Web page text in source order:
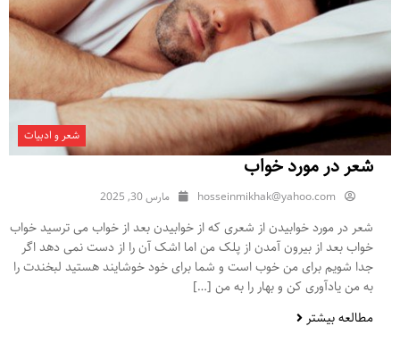
شعر و ادبیات
شعر در مورد خواب
hosseinmikhak@yahoo.com مارس 30, 2025
شعر در مورد خوابیدن از شعری که از خوابیدن بعد از خواب می ترسید خواب
خواب بعد از بیرون آمدن از پلک من اما اشک آن را از دست نمی دهد اگر
جدا شویم برای من خوب است و شما برای خود خوشایند هستید لبخندت را
به من یادآوری کن و بهار را به من […]
مطالعه بیشتر